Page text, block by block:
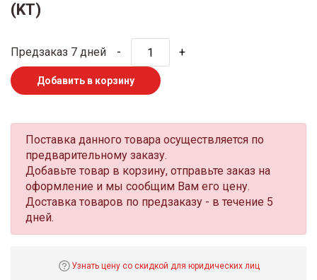
(KT)
Предзаказ 7 дней - +
Добавить в корзину
Поставка данного товара осуществляется по
предварительному заказу.
Добавьте товар в корзину, отправьте заказ на
оформление и мы сообщим Вам его цену.
Доставка товаров по предзаказу - в течение 5
дней.
Узнать цену со скидкой для юридических лиц